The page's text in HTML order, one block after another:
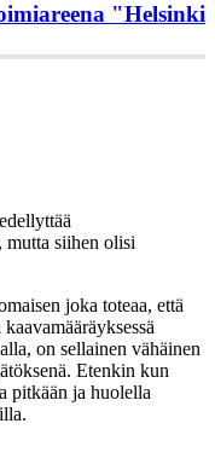
"Helsinki
mutta siihen olisi
joka toteaa, että
on sellainen vähäinen
Etenkin kun
pitkään ja huolella